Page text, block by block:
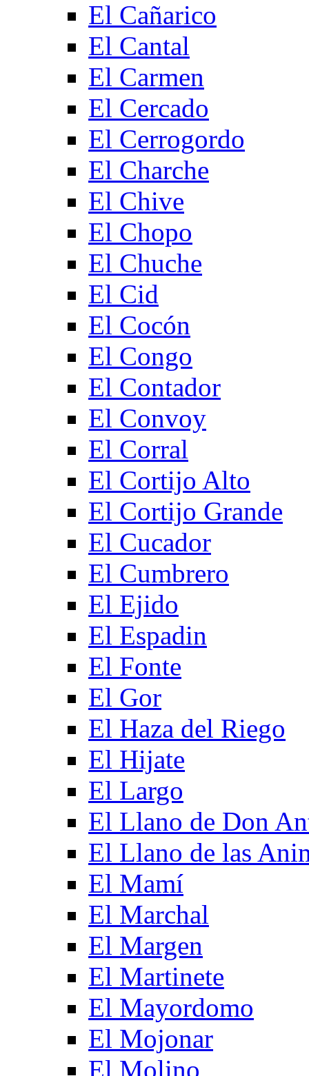
El Cañarico
El Cantal
El Carmen
El Cercado
El Cerrogordo
El Charche
El Chive
El Chopo
El Chuche
El Cid
El Cocón
El Congo
El Contador
El Convoy
El Corral
El Cortijo Alto
El Cortijo Grande
El Cucador
El Cumbrero
El Ejido
El Espadin
El Fonte
El Gor
El Haza del Riego
El Hijate
El Largo
El Llano de Don
El Llano de las
El Mamí
El Marchal
El Margen
El Martinete
El Mayordomo
El Mojonar
El Molino